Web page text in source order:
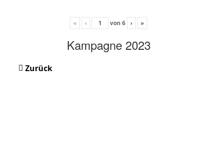
« ‹ von 6 › »
Kampagne 2023
Zurück